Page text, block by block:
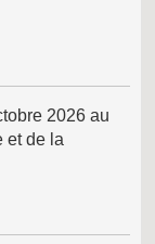
2026 au
et de la